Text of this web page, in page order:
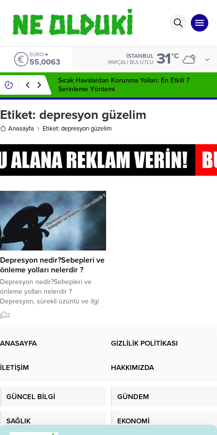
EURO
55,0063
İSTANBUL
PARÇALI BULUTLU 31°C
Sıcak Havalardan Korunma Yolları: En Etkili 7
Serinleme Yöntemi
Etiket: depresyon güzelim
Anasayfa Etiket: depresyon güzelim
Depresyon nedir?Sebepleri ve
önleme yolları nelerdir ?
Depresyon nedir?Sebepleri ve
önleme yolları nelerdir ?
Depresyon, sürekli üzüntü ve ilgi
kaybına neden olan bir duygu
durum bozukluğudur. Depresyon
depresyon olarak da bilinir. Bu
davranışları etkilenebilir, bu da
hayatın yaşamaya...
2
ANASAYFA GİZLİLİK POLİTİKASI
İLETİŞİM HAKKIMIZDA
GÜNCEL BİLGİ GÜNDEM
SAĞLIK EKONOMİ